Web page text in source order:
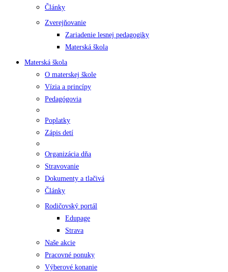
Články
Zverejňovanie
Zariadenie lesnej pedagogiky
Materská škola
Materská škola
O materskej škole
Vízia a princípy
Pedagógovia
Poplatky
Zápis detí
Organizácia dňa
Stravovanie
Dokumenty a tlačivá
Články
Rodičovský portál
Edupage
Strava
Naše akcie
Pracovné ponuky
Výberové konanie